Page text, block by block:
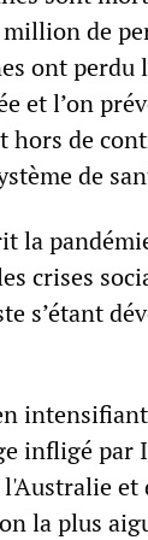
de
ont perdu
et l’on
hors de
de
la
crises
s’étant
infligé par
et
la plus